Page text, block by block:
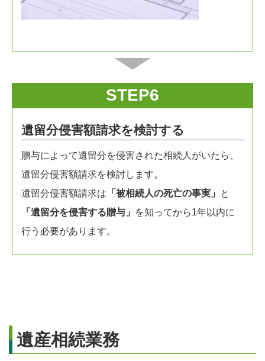
STEP6
遺留分侵害額請求を検討する
贈与によって遺留分を侵害された相続人がいたら、
遺留分侵害額請求を検討します。
遺留分侵害額請求は 「被相続人の死亡の事実」
と
「遺留分を侵害する贈与」
を知ってから1年以内に
行う必要があります。
遺産相続業務